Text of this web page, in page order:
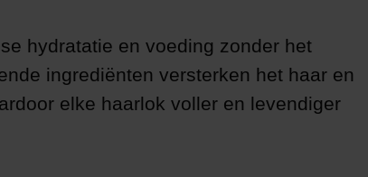
hydratatie en voeding zonder het
ingrediënten versterken het haar en
elke haarlok voller en levendiger